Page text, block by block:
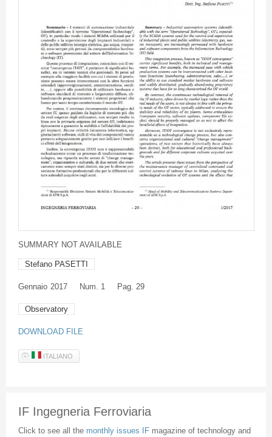
SUMMARY NOT AVAILABLE
Stefano PASETTI
Gennaio 2017 Num. 1 Pag. 29
Observatory
DOWNLOAD FILE
ITALIANO
IF Ingegneria Ferroviaria
Click to see all the monthly issues IF magazine of technology and